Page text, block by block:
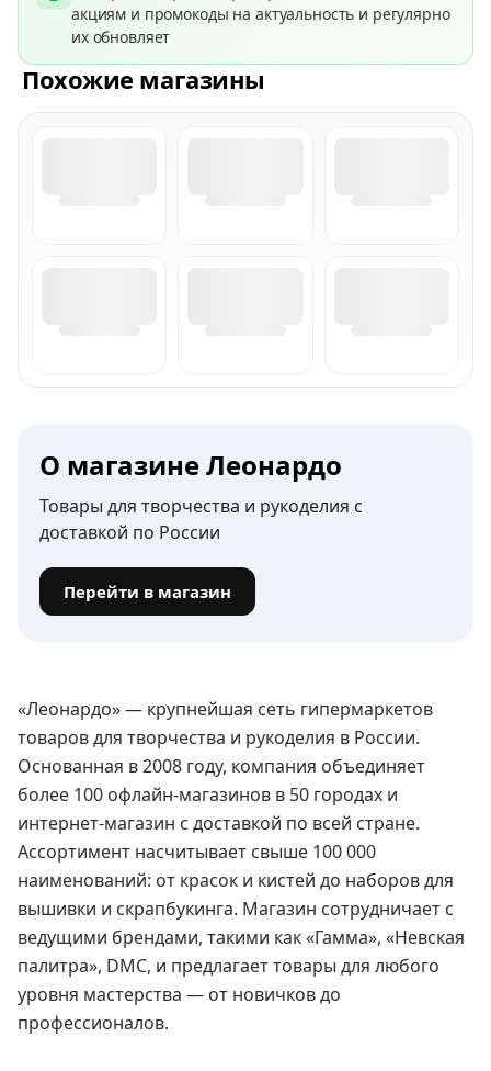
акциям и промокоды на актуальность и регулярно
их обновляет
Похожие магазины
О магазине Леонардо
Товары для творчества и рукоделия с
доставкой по России
Перейти в магазин
«Леонардо» — крупнейшая сеть гипермаркетов
товаров для творчества и рукоделия в России.
Основанная в 2008 году, компания объединяет
более 100 офлайн-магазинов в 50 городах и
интернет-магазин с доставкой по всей стране.
Ассортимент насчитывает свыше 100 000
наименований: от красок и кистей до наборов для
вышивки и скрапбукинга. Магазин сотрудничает с
ведущими брендами, такими как «Гамма», «Невская
палитра», DMC, и предлагает товары для любого
уровня мастерства — от новичков до
профессионалов.